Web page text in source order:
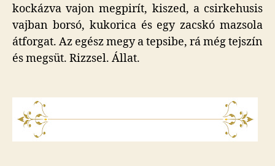
kockázva vajon megpirít, kiszed, a csirkehusis
vajban borsó, kukorica és egy zacskó mazsola
átforgat. Az egész megy a tepsibe, rá még tejszín
és megsüt. Rizzsel. Állat.